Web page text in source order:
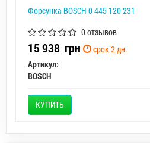
Форсунка BOSCH 0 445 120 231
0 отзывов
15 938 грн
срок 2 дн.
Артикул:
BOSCH
КУПИТЬ